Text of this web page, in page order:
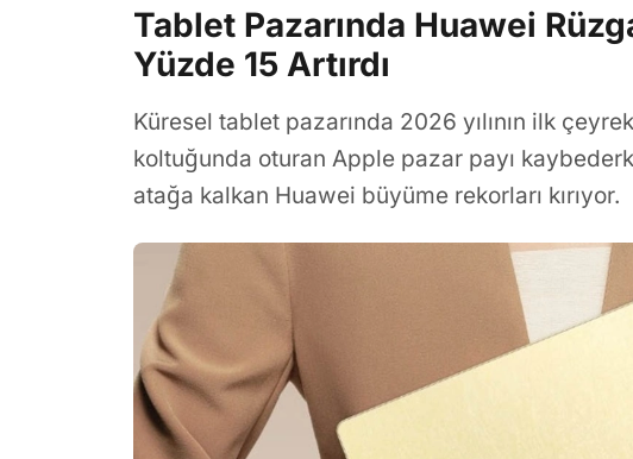
Tablet Pazarında Huawei
Yüzde 15 Artırdı
Küresel tablet pazarında 2026 yılının ilk
koltuğunda oturan Apple pazar payı
atağa kalkan Huawei büyüme rekorları kırıyor.